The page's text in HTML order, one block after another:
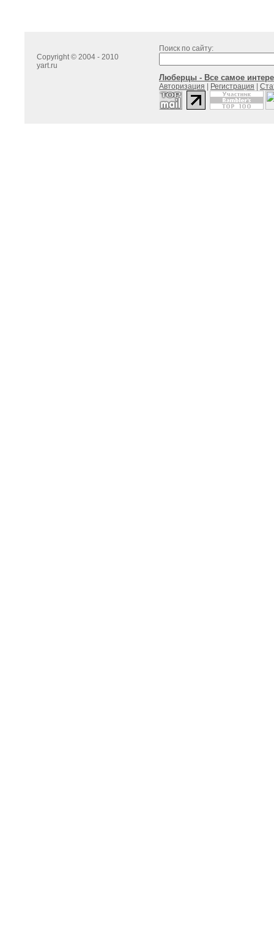
Copyright © 2004 - 2010
yart.ru
Поиск по сайту:
Люберцы - Все самое
Авторизация Регистрация